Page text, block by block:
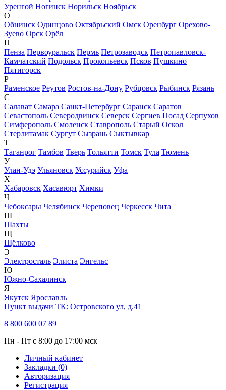
Уренгой Ногинск Норильск Ноябрьск
О
Обнинск Одинцово Октябрьский Омск Оренбург Орехово-
Зуево Орск Орёл
П
Пенза Первоуральск Пермь Петрозаводск Петропавловск-
Камчатский Подольск Прокопьевск Псков Пушкино
Пятигорск
Р
Раменское Реутов Ростов-на-Дону Рубцовск Рыбинск Рязань
С
Салават Самара Санкт-Петербург Саранск Саратов
Севастополь Северодвинск Северск Сергиев Посад Серпухов
Симферополь Смоленск Ставрополь Старый Оскол
Стерлитамак Сургут Сызрань Сыктывкар
Т
Таганрог Тамбов Тверь Тольятти Томск Тула Тюмень
У
Улан-Удэ Ульяновск Уссурийск Уфа
Х
Хабаровск Хасавюрт Химки
Ч
Чебоксары Челябинск Череповец Черкесск Чита
Ш
Шахты
Щ
Щёлково
Э
Электросталь Элиста Энгельс
Ю
Южно-Сахалинск
Я
Якутск Ярославль
Пункт выдачи ТК: Островского ул, д.41
8 800 600 07 89
Пн - Пт с 8:00 до 17:00 мск
Личный кабинет
Закладки (0)
Авторизация
Регистрация